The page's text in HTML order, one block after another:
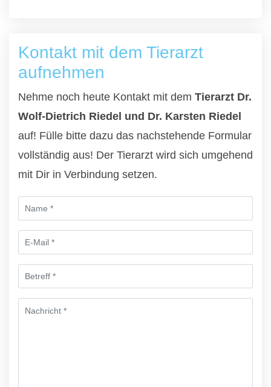
Kontakt mit dem Tierarzt
aufnehmen
Nehme noch heute Kontakt mit dem Tierarzt Dr.
Wolf-Dietrich Riedel und Dr. Karsten Riedel
auf! Fülle bitte dazu das nachstehende Formular
vollständig aus! Der Tierarzt wird sich umgehend
mit Dir in Verbindung setzen.